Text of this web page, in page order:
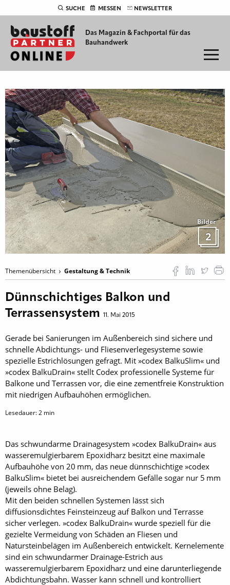
SUCHE MESSEN NEWSLETTER
Das Magazin & Fachportal für das
Bauhandwerk
Bilder
2
Themenübersicht Gestaltung & Technik
Dünnschichtiges Balkon und
Terrassensystem 11. Mai 2015
Gerade bei Sanierungen im Außenbereich sind sichere und
schnelle Abdichtungs- und Fliesenverlegesysteme sowie
spezielle Estrichlösungen gefragt. Mit »codex BalkuSlim« und
»codex BalkuDrain« stellt Codex professionelle Systeme für
Balkone und Terrassen vor, die eine zementfreie Konstruktion
mit niedrigen Aufbauhöhen ermöglichen.
Lesedauer:2 min
Das schwundarme Drainagesystem »codex BalkuDrain« aus
wasseremulgierbarem Epoxidharz besitzt eine maximale
Aufbauhöhe von 20 mm, das neue dünnschichtige »codex
Balku­Slim« bietet bei ausreichendem Gefälle sogar nur 5 mm
(jeweils ohne Belag).
Mit den beiden schnellen Systemen lässt sich
diffusionsdichtes Feinsteinzeug auf Balkon und Terrasse
sicher verlegen. »codex BalkuDrain« wurde speziell für die
gezielte Vermeidung von Schäden an Fliesen und
Natursteinbelägen im Außenbereich entwickelt. Kernelemente
sind ein schwundarmer Drainage-Estrich aus
wasseremulgierbarem Epoxidharz und eine darunterliegende
Abdichtungsbahn. Wasser kann schnell und kontrolliert